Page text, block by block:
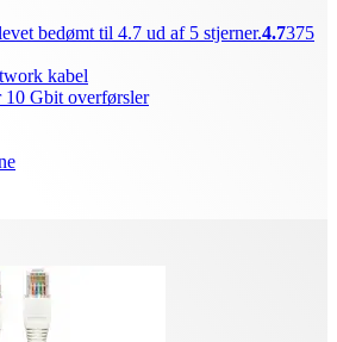
bedømt til 4.7 ud af 5 stjerner.4.7375
kabel
10 Gbit overførsler